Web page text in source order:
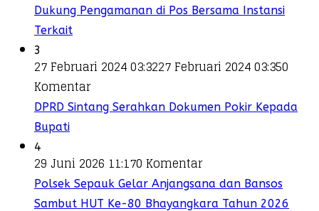
Dukung Pengamanan di Pos Bersama Instansi
Terkait
3
27 Februari 2024 03:3227 Februari 2024 03:350
Komentar
DPRD Sintang Serahkan Dokumen Pokir Kepada
Bupati
4
29 Juni 2026 11:170 Komentar
Polsek Sepauk Gelar Anjangsana dan Bansos
Sambut HUT Ke-80 Bhayangkara Tahun 2026